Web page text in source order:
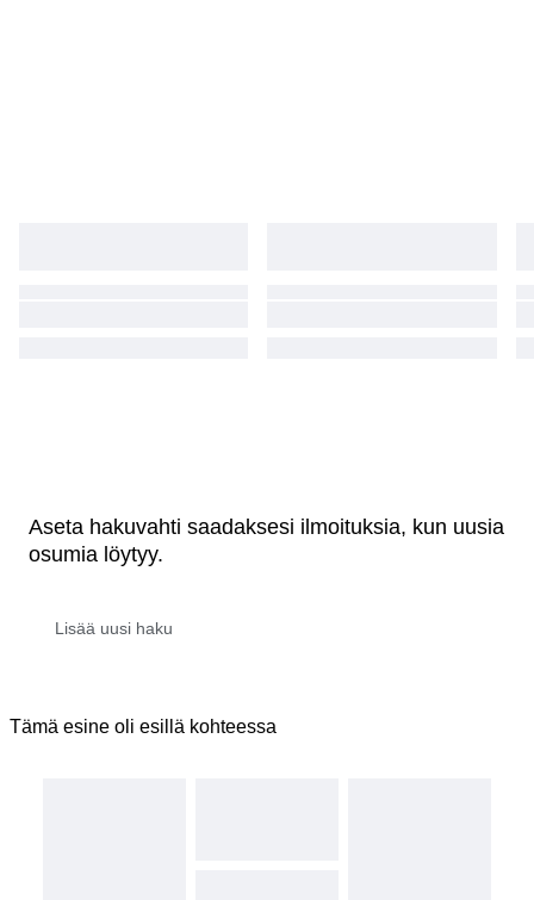
Aseta hakuvahti saadaksesi ilmoituksia, kun uusia
osumia löytyy.
Tämä esine oli esillä kohteessa